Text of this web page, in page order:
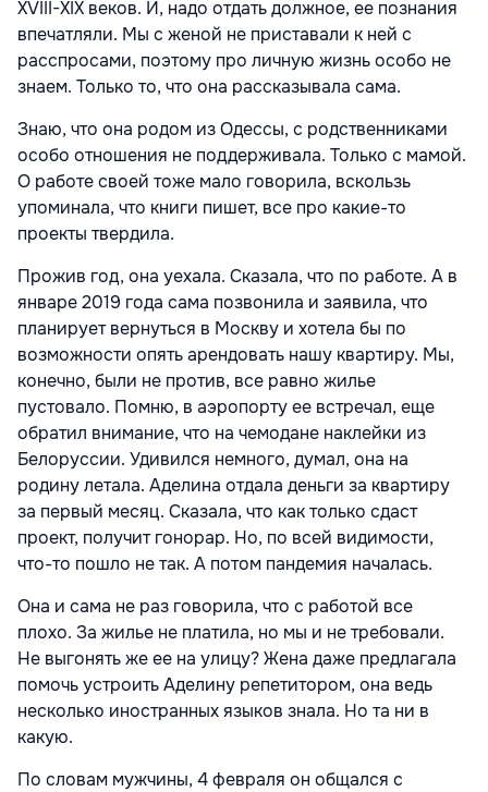
XVIII-XIX веков. И, надо отдать должное, ее познания
впечатляли. Мы с женой не приставали к ней с
расспросами, поэтому про личную жизнь особо не
знаем. Только то, что она рассказывала сама.
Знаю, что она родом из Одессы, с родственниками
особо отношения не поддерживала. Только с мамой.
О работе своей тоже мало говорила, вскользь
упоминала, что книги пишет, все про какие-то
проекты твердила.
Прожив год, она уехала. Сказала, что по работе. А в
январе 2019 года сама позвонила и заявила, что
планирует вернуться в Москву и хотела бы по
возможности опять арендовать нашу квартиру. Мы,
конечно, были не против, все равно жилье
пустовало. Помню, в аэропорту ее встречал, еще
обратил внимание, что на чемодане наклейки из
Белоруссии. Удивился немного, думал, она на
родину летала. Аделина отдала деньги за квартиру
за первый месяц. Сказала, что как только сдаст
проект, получит гонорар. Но, по всей видимости,
что-то пошло не так. А потом пандемия началась.
Она и сама не раз говорила, что с работой все
плохо. За жилье не платила, но мы и не требовали.
Не выгонять же ее на улицу? Жена даже предлагала
помочь устроить Аделину репетитором, она ведь
несколько иностранных языков знала. Но та ни в
какую.
По словам мужчины, 4 февраля он общался с